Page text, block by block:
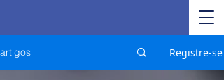
artigos Registre-se